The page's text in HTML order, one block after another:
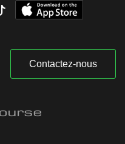
Contactez-nous